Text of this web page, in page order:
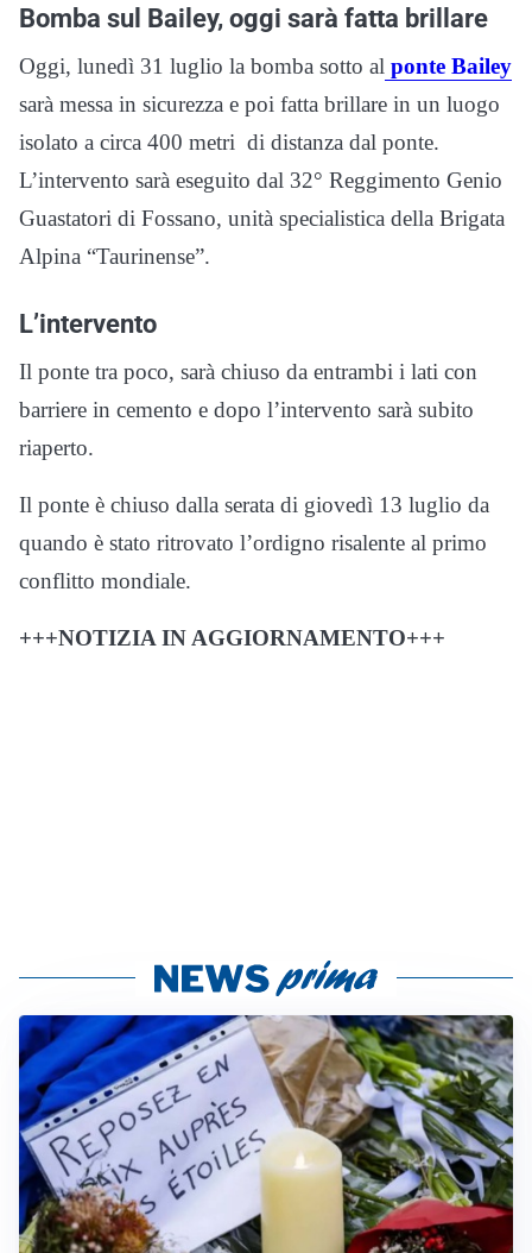
Bomba sul Bailey, oggi sarà fatta brillare
Oggi, lunedì 31 luglio la bomba sotto al ponte Bailey
sarà messa in sicurezza e poi fatta brillare in un luogo
isolato a circa 400 metri di distanza dal ponte.
L’intervento sarà eseguito dal 32° Reggimento Genio
Guastatori di Fossano, unità specialistica della Brigata
Alpina “Taurinense”.
L’intervento
Il ponte tra poco, sarà chiuso da entrambi i lati con
barriere in cemento e dopo l’intervento sarà subito
riaperto.
Il ponte è chiuso dalla serata di giovedì 13 luglio da
quando è stato ritrovato l’ordigno risalente al primo
conflitto mondiale.
+++NOTIZIA IN AGGIORNAMENTO+++